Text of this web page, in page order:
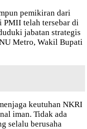
pemikiran dari
PMII telah tersebar di
jabatan strategis
Metro, Wakil Bupati
keutuhan NKRI
iman. Tidak ada
selalu berusaha